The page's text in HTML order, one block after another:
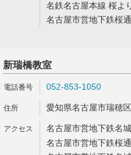
名鉄名古屋本線 桜よ
名古屋市営地下鉄桜
新瑞橋教室
052-853-1050
愛知県名古屋市瑞穂
名古屋市営地下鉄名
名古屋市営地下鉄桜